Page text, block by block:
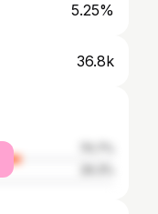
5.25%
36.8k